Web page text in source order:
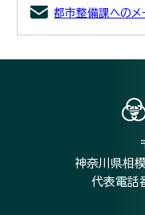
都市整備課へのメ
神奈川県相
代表電